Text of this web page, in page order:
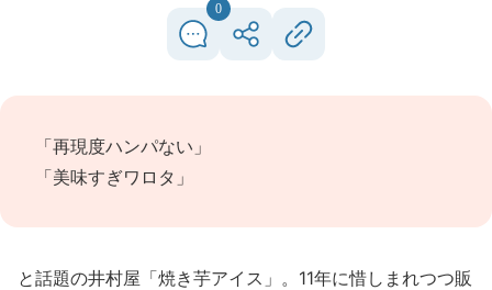
0
「再現度ハンパない」
「美味すぎワロタ」
と話題の井村屋「焼き芋アイス」。11年に惜しまれつつ販